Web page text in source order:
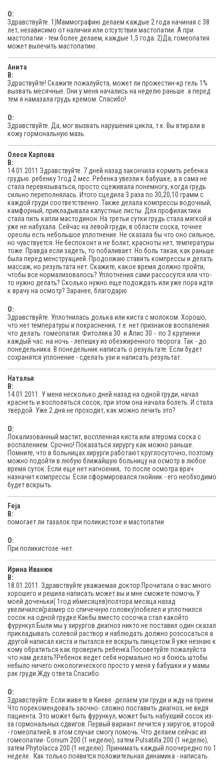
O:
Здравствуйте. 1)Маммографию делаем каждые 2 года начиная с 38
лет, независимо от наличия или отсутствия мастопатии. А при
мастопатии - тем более делаем, каждые 1,5 года. 2)Да, гомеопатия
может вылечить мастопатию.
Анита
В:
Здраствуйте! Скажите пожалуйста, может ли прожестин-кр гель 1%
вызвать месячные. Они у меня начались на неделю раньше. а перед
тем я намазала грудь кремом. Спасибо!
O:
Здравствуйте. Да, мог вызвать нарушения цикла, т.к. Вы втирали в
кожу гормональную мазь.
Олеся Карпова
В:
14.01.2011 Здравствуйте. 7 дней назад закончила кормить ребенка
грудью. ребенку 1год 2 мес. Ребенка увезли к бабушке, а я сама не
стала перевязываться, просто сцеживала понемногу, когда грудь
сильно переполнялась. Итого сцедила 3 раза по 30,20,10 грамм с
каждой груди соответственно. Также делала компрессы водочный,
камфорный, прикладывала капустные листы. Для профилактики
стала пить капли мастодинон. На третьи сутки грудь стала мягкой и
уже не набухала. Сейчас на левой груди, в области соска, точнее
ореолы есть небольшое уплотнение. Не сказала бы что оно сильное,
но чувствуется. Не беспокоит и не болит, красноты нет, температуры
тоже. Правда если задеть, то побаливает. Но боль такая, как раньше
была перед менструацией. Продолжаю ставить компрессы и делать
массаж, но результата нет. Скажите, какое время должно пройти,
чтобы все нормализовалось? Уплотнения сами рассосутся или что-
то нужно делать? Сколько нужно еще подождать или уже пора идти
к врачу на осмотр? Заранее, благодарю.
O:
Здравствуйте. Уплотнилась долька или киста с молоком. Хорошо,
что нет температуры и покраснения, т.е. нет признаков воспаления.
что делать: гомеопатия: Фитоляка 30 и Апис 30 - по 3 крупинки
каждый час. на ночь - лепешку из обезжиренного творога. Так - до
понедельника. В понедельник написать о результате. Если будет
сохранятся уплонение - сделать узи и написать результат.
Наталья
В:
14.01.2011. У меня несколько дней назад на одной груди, начал
краснеть и восполяться сосок, при этом она начала болеть. И стала
твёрдой. Уже 2 дня не проходит, как можно лечить это?
O:
Локализованный мастит, воспленная киста или атерома соска с
воспалением. Срочно! Показаться хирургу как можно раньше.
Помните, что в больницах хирурги работают круглосуточно, поэтому
можно подойти в любую ближайшую больницу на осмотр в любое
время суток. Если еще нет нагноения, то после осмотра врач
назначит компрессы. Если сформировался гнойник - его необходимо
будет вскрыть.
Feja
В:
помогает ли тазалок при поликистозе и мастопатии
O:
При поликистозе -нет.
Ирина Иванюк
В:
18.01.2011. Здравствуйте уважаемая доктор.Прочитала о вас много
хорошего и решила написать может вы и мне сможете помочь.У
моей доченьки( 1год и6месяцев)полтора месяца назад
увеличился(размер со спичечную головку)побелел и уплотнился
сосок на одной грудке.Какбы вместо сосочка стал какойто
фурункул.Были мы у хирургов диагноз никто не поставил один сказал
прикладывать солевой раствор и наблюдать должно розсосаться а
другой написал киста и пытался ее вскрыть пинцетом.Я уже незнаю к
кому обратиться как проверить ребенка.Посоветуйте пожалуйста
что нам делать?Ребенок ведет себя нормально но я боюсь штобы
небыло ничего онкологического просто у меня у бабушки и у мамы
рак груди.Жду ответа.Спасибо.
O:
Здравствуйте. Если живете в Киеве -делаем узи груди и жду на прием.
Что порекомендовать заочно- сложно поставить диагноз, не видя
пациента. Это может быть фурункул, может быть набухший сосок из-
за гормональных сдвигов. Первый вариант лечится у хиругов, второй
- гомеопатией, в этом случае смогу помочь. Что делаем сейчас из
гомеопатии- Conium 200 (1 неделю), затем Pulsatilla 200 (1 неделю),
затем Phytolacca 200 (1 неделю). Принимать каждый поочередно по 1
неделе. Как только появится положительная динамика - написать.